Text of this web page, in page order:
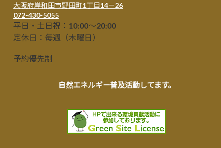
大阪府岸和田市野田町1丁目14－26
072-430-5055
平日・土日祝：10:00～20:00
定休日：毎週（木曜日）
予約優先制
自然エネルギー普及活動してます。